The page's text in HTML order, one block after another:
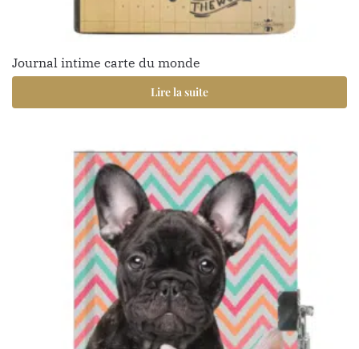
Journal intime carte du monde
Lire la suite